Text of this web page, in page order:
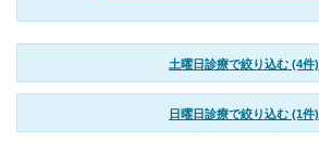
土曜日診療で絞り込む (4件)
日曜日診療で絞り込む (1件)